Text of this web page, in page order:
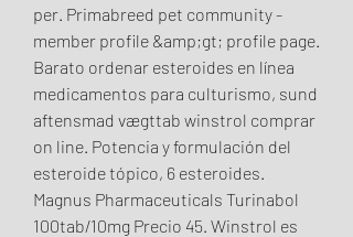
per. Primabreed pet community -
member profile &amp;gt; profile page.
Barato ordenar esteroides en línea
medicamentos para culturismo, sund
aftensmad vægttab winstrol comprar
on line. Potencia y formulación del
esteroide tópico, 6 esteroides.
Magnus Pharmaceuticals Turinabol
100tab/10mg Precio 45. Winstrol es